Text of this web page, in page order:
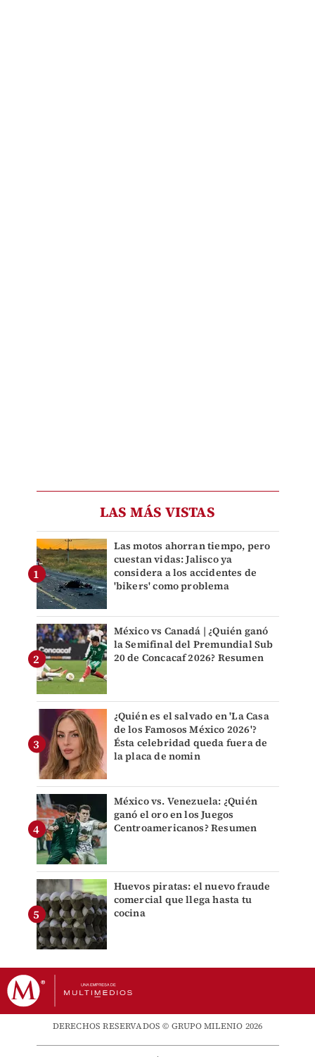
LAS MÁS VISTAS
Las motos ahorran tiempo, pero
cuestan vidas: Jalisco ya
considera a los accidentes de
'bikers' como problema
México vs Canadá | ¿Quién ganó
la Semifinal del Premundial Sub
20 de Concacaf 2026? Resumen
¿Quién es el salvado en 'La Casa
de los Famosos México 2026'?
Ésta celebridad queda fuera de
la placa de nomin
México vs. Venezuela: ¿Quién
ganó el oro en los Juegos
Centroamericanos? Resumen
Huevos piratas: el nuevo fraude
comercial que llega hasta tu
cocina
DERECHOS RESERVADOS © GRUPO MILENIO 2026